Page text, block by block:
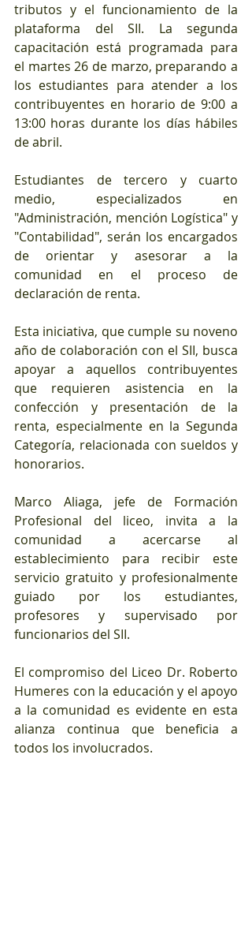
tributos y el funcionamiento de la
plataforma del SII. La segunda
capacitación está programada para
el martes 26 de marzo, preparando a
los estudiantes para atender a los
contribuyentes en horario de 9:00 a
13:00 horas durante los días hábiles
de abril.
Estudiantes de tercero y cuarto
medio, especializados en
"Administración, mención Logística" y
"Contabilidad", serán los encargados
de orientar y asesorar a la
comunidad en el proceso de
declaración de renta.
Esta iniciativa, que cumple su noveno
año de colaboración con el SII, busca
apoyar a aquellos contribuyentes
que requieren asistencia en la
confección y presentación de la
renta, especialmente en la Segunda
Categoría, relacionada con sueldos y
honorarios.
Marco Aliaga, jefe de Formación
Profesional del liceo, invita a la
comunidad a acercarse al
establecimiento para recibir este
servicio gratuito y profesionalmente
guiado por los estudiantes,
profesores y supervisado por
funcionarios del SII.
El compromiso del Liceo Dr. Roberto
Humeres con la educación y el apoyo
a la comunidad es evidente en esta
alianza continua que beneficia a
todos los involucrados.